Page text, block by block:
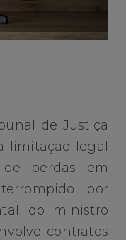
de Justiça
limitação legal
perdas em
por
do ministro
contratos